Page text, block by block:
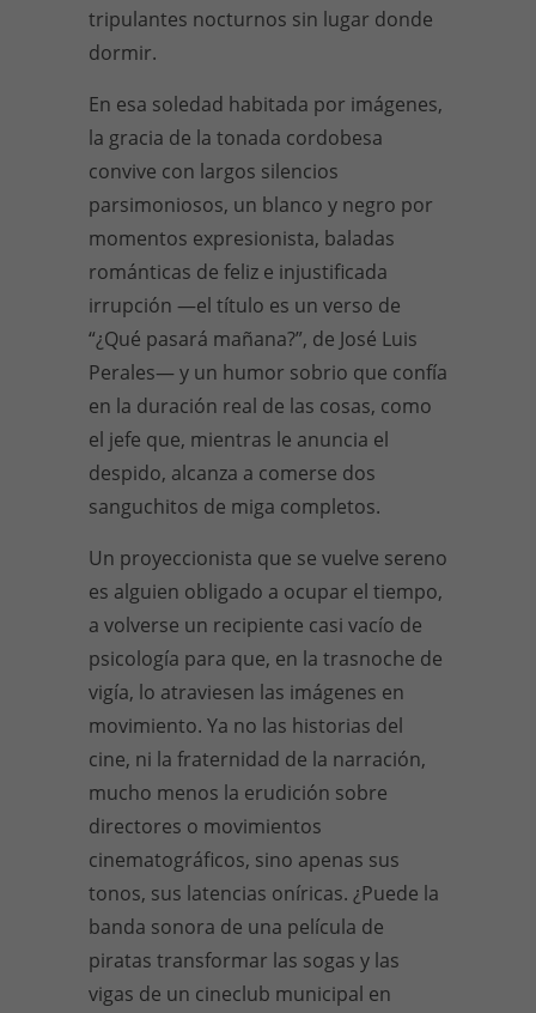
tripulantes nocturnos sin lugar donde
dormir.
En esa soledad habitada por imágenes,
la gracia de la tonada cordobesa
convive con largos silencios
parsimoniosos, un blanco y negro por
momentos expresionista, baladas
románticas de feliz e injustificada
irrupción —el título es un verso de
“¿Qué pasará mañana?”, de José Luis
Perales— y un humor sobrio que confía
en la duración real de las cosas, como
el jefe que, mientras le anuncia el
despido, alcanza a comerse dos
sanguchitos de miga completos.
Un proyeccionista que se vuelve sereno
es alguien obligado a ocupar el tiempo,
a volverse un recipiente casi vacío de
psicología para que, en la trasnoche de
vigía, lo atraviesen las imágenes en
movimiento. Ya no las historias del
cine, ni la fraternidad de la narración,
mucho menos la erudición sobre
directores o movimientos
cinematográficos, sino apenas sus
tonos, sus latencias oníricas. ¿Puede la
banda sonora de una película de
piratas transformar las sogas y las
vigas de un cineclub municipal en